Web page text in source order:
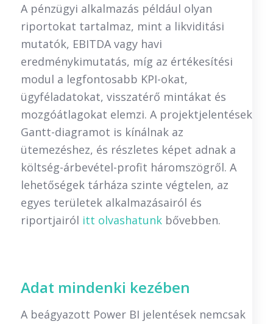
A pénzügyi alkalmazás például olyan
riportokat tartalmaz, mint a likviditási
mutatók, EBITDA vagy havi
eredménykimutatás, míg az értékesítési
modul a legfontosabb KPI-okat,
ügyféladatokat, visszatérő mintákat és
mozgóátlagokat elemzi. A projektjelentések
Gantt-diagramot is kínálnak az
ütemezéshez, és részletes képet adnak a
költség-árbevétel-profit háromszögről. A
lehetőségek tárháza szinte végtelen, az
egyes területek alkalmazásairól és
riportjairól itt olvashatunkbővebben.
Adat mindenki kezében
A beágyazott Power BI jelentések nemcsak